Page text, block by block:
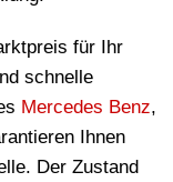
für Ihr
schnelle
Mercedes Benz,
Ihnen
Der Zustand